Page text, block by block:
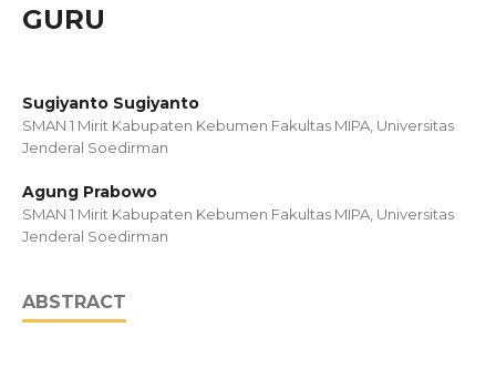
GURU
Sugiyanto Sugiyanto
SMAN 1 Mirit Kabupaten Kebumen Fakultas MIPA, Universitas
Jenderal Soedirman
Agung Prabowo
SMAN 1 Mirit Kabupaten Kebumen Fakultas MIPA, Universitas
Jenderal Soedirman
ABSTRACT